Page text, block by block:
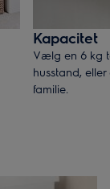
Kapacitet
Vælg en 6 kg
husstand,
familie.